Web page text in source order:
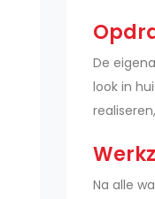
De
look in
Na alle